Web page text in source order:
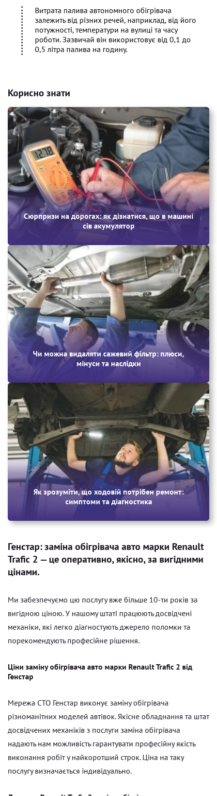
Витрата палива автономного обігрівача
залежить від різних речей, наприклад, від його
потужності, температури на вулиці та часу
роботи. Зазвичай він використовує від 0,1 до
0,5 літра палива на годину.
Корисно знати
Сюрпризи на дорогах: як дізнатися, що в машині
сів акумулятор
Чи можна видаляти сажевий фільтр: плюси,
мінуси та наслідки
Як зрозуміти, що ходовій потрібен ремонт:
симптоми та діагностика
Генстар: заміна обігрівача авто марки Renault
Trafic 2 — це оперативно, якісно, за вигідними
цінами.
Ми забезпечуємо цю послугу вже більше 10-ти років за
вигідною ціною. У нашому штаті працюють досвідчені
механіки, які легко діагностують джерело поломки та
порекомендують професійне рішення.
Ціни заміну обігрівача авто марки Renault Trafic 2 від
Генстар
Мережа СТО Генстар виконує заміну обігрівача
різноманітних моделей автівок. Якісне обладнання та штат
досвідчених механіків з послуги заміна обігрівача
надають нам можливість гарантувати професійну якість
виконання робіт у найкоротший строк. Ціна на таку
послугу визначається індивідуально.